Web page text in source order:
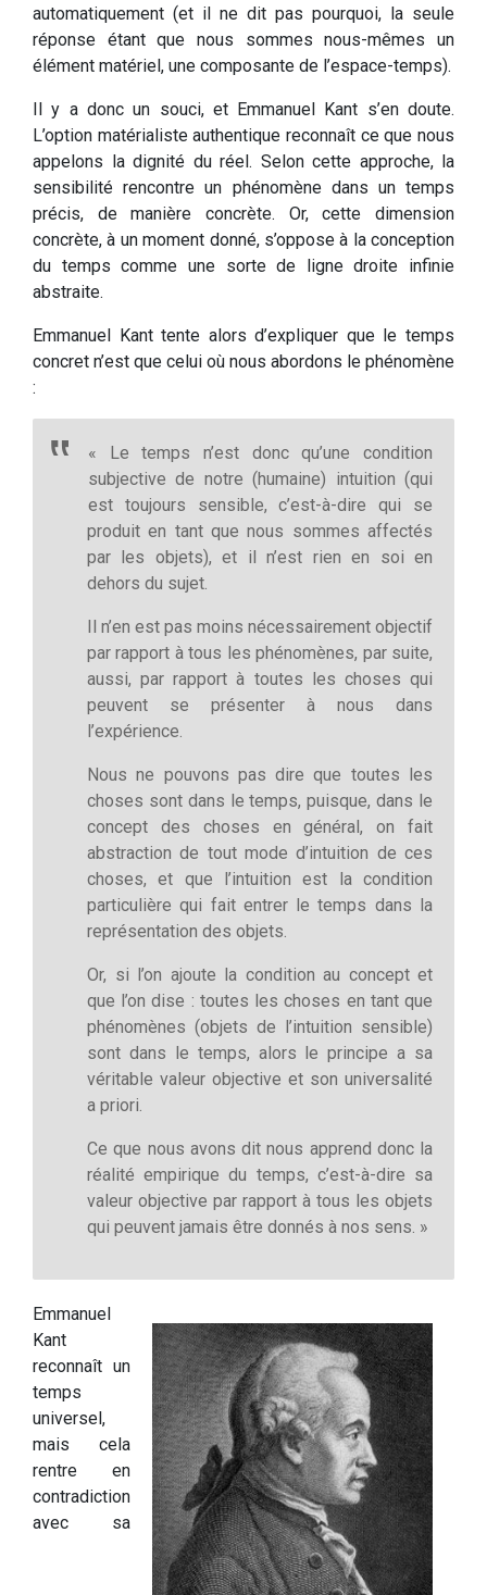
automatiquement (et il ne dit pas pourquoi, la seule
réponse étant que nous sommes nous-mêmes un
élément matériel, une composante de l’espace-temps).
Il y a donc un souci, et Emmanuel Kant s’en doute.
L’option matérialiste authentique reconnaît ce que nous
appelons la dignité du réel. Selon cette approche, la
sensibilité rencontre un phénomène dans un temps
précis, de manière concrète. Or, cette dimension
concrète, à un moment donné, s’oppose à la conception
du temps comme une sorte de ligne droite infinie
abstraite.
Emmanuel Kant tente alors d’expliquer que le temps
concret n’est que celui où nous abordons le phénomène
:
« Le temps n’est donc qu’une condition
subjective de notre (humaine) intuition (qui
est toujours sensible, c’est-à-dire qui se
produit en tant que nous sommes affectés
par les objets), et il n’est rien en soi en
dehors du sujet.
Il n’en est pas moins nécessairement objectif
par rapport à tous les phénomènes, par suite,
aussi, par rapport à toutes les choses qui
peuvent se présenter à nous dans
l’expérience.
Nous ne pouvons pas dire que toutes les
choses sont dans le temps, puisque, dans le
concept des choses en général, on fait
abstraction de tout mode d’intuition de ces
choses, et que l’intuition est la condition
particulière qui fait entrer le temps dans la
représentation des objets.
Or, si l’on ajoute la condition au concept et
que l’on dise : toutes les choses en tant que
phénomènes (objets de l’intuition sensible)
sont dans le temps, alors le principe a sa
véritable valeur objective et son universalité
a priori.
Ce que nous avons dit nous apprend donc la
réalité empirique du temps, c’est-à-dire sa
valeur objective par rapport à tous les objets
qui peuvent jamais être donnés à nos sens. »
Emmanuel
Kant
reconnaît un
temps
universel,
mais cela
rentre en
contradiction
avec sa